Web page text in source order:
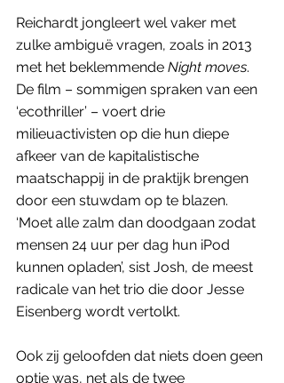
Reichardt jongleert wel vaker met
zulke ambiguë vragen, zoals in 2013
met het beklemmende Night moves.
De film – sommigen spraken van een
‘ecothriller’ – voert drie
milieuactivisten op die hun diepe
afkeer van de kapitalistische
maatschappij in de praktijk brengen
door een stuwdam op te blazen.
‘Moet alle zalm dan doodgaan zodat
mensen 24 uur per dag hun iPod
kunnen opladen’, sist Josh, de meest
radicale van het trio die door Jesse
Eisenberg wordt vertolkt.
Ook zij geloofden dat niets doen geen
optie was, net als de twee